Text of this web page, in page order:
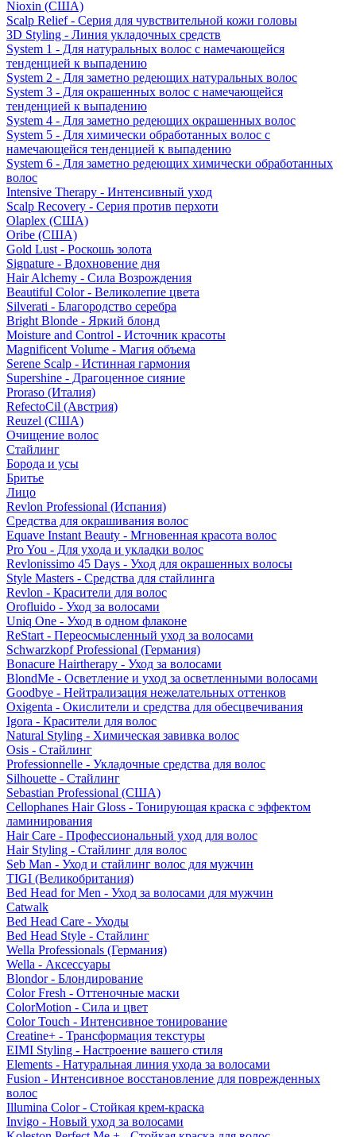
Nioxin (США)
Scalp Relief - Серия для чувствительной кожи головы
3D Styling - Линия укладочных средств
System 1 - Для натуральных волос с намечающейся
тенденцией к выпадению
System 2 - Для заметно редеющих натуральных волос
System 3 - Для окрашенных волос с намечающейся
тенденцией к выпадению
System 4 - Для заметно редеющих окрашенных волос
System 5 - Для химически обработанных волос с
намечающейся тенденцией к выпадению
System 6 - Для заметно редеющих химически обработанных
волос
Intensive Therapy - Интенсивный уход
Scalp Recovery - Серия против перхоти
Olaplex (США)
Oribe (США)
Gold Lust - Роскошь золота
Signature - Вдохновение дня
Hair Alchemy - Сила Возрождения
Beautiful Color - Великолепие цвета
Silverati - Благородство серебра
Bright Blonde - Яркий блонд
Moisture and Control - Источник красоты
Magnificent Volume - Магия объема
Serene Scalp - Истинная гармония
Supershine - Драгоценное сияние
Proraso (Италия)
RefectoCil (Австрия)
Reuzel (США)
Очищение волос
Стайлинг
Борода и усы
Бритье
Лицо
Revlon Professional (Испания)
Средства для окрашивания волос
Equave Instant Beauty - Мгновенная красота волос
Pro You - Для ухода и укладки волос
Revlonissimo 45 Days - Уход для окрашенных волосы
Style Masters - Средства для стайлинга
Revlon - Красители для волос
Orofluido - Уход за волосами
Uniq One - Уход в одном флаконе
ReStart - Переосмысленный уход за волосами
Schwarzkopf Professional (Германия)
Bonacure Hairtherapy - Уход за волосами
BlondMe - Осветление и уход за осветленными волосами
Goodbye - Нейтрализация нежелательных оттенков
Oxigenta - Окислители и средства для обесцвечивания
Igora - Красители для волос
Natural Styling - Химическая завивка волос
Osis - Стайлинг
Professionnelle - Укладочные средства для волос
Silhouette - Стайлинг
Sebastian Professional (США)
Cellophanes Hair Gloss - Тонирующая краска с эффектом
ламинирования
Hair Care - Профессиональный уход для волос
Hair Styling - Стайлинг для волос
Seb Man - Уход и стайлинг волос для мужчин
TIGI (Великобритания)
Bed Head for Men - Уход за волосами для мужчин
Catwalk
Bed Head Care - Уходы
Bed Head Style - Стайлинг
Wella Professionals (Германия)
Wella - Аксессуары
Blondor - Блондирование
Color Fresh - Оттеночные маски
ColorMotion - Сила и цвет
Color Touch - Интенсивное тонирование
Creatine+ - Трансформация текстуры
EIMI Styling - Настроение вашего стиля
Elements - Натуральная линия ухода за волосами
Fusion - Интенсивное восстановление для поврежденных
волос
Illumina Color - Стойкая крем-краска
Invigo - Новый уход за волосами